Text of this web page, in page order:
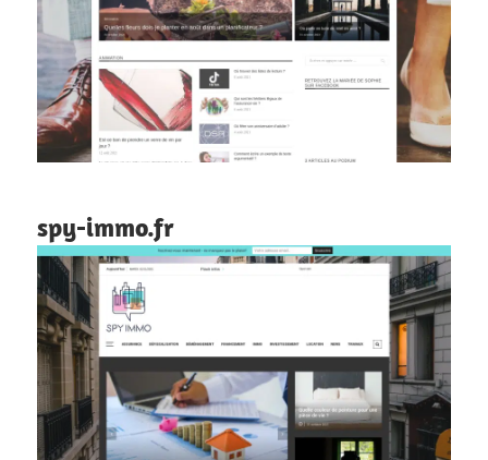
spy-immo.fr